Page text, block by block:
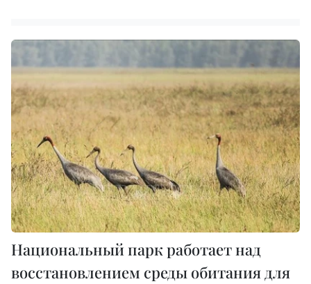
Национальный парк работает над
восстановлением среды обитания для